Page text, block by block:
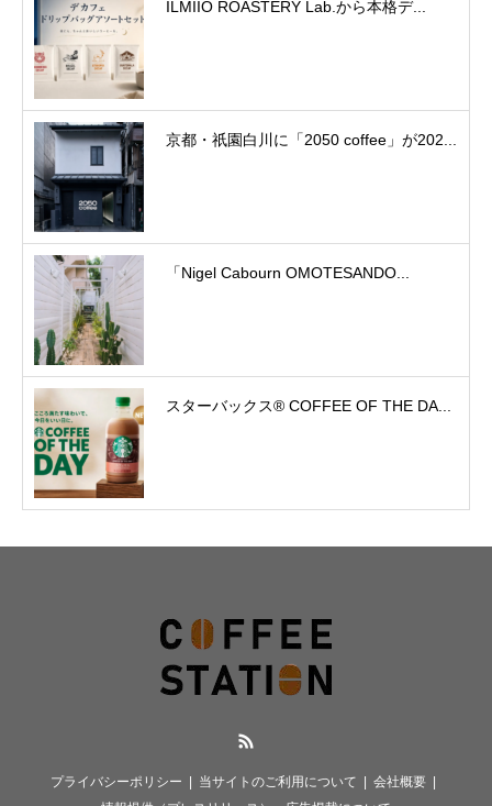
ILMIIO ROASTERY Lab.から本格デ...
京都・祇園白川に「2050 coffee」が202...
「Nigel Cabourn OMOTESANDO...
スターバックス® COFFEE OF THE DA...
プライバシーポリシー 当サイトのご利用について
会社概要